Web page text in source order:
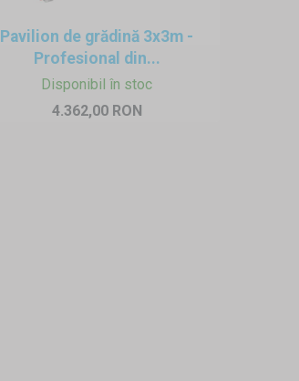
Pavilion de grădină 3x3m -
Profesional din...
Disponibil în stoc
4.362,00 RON